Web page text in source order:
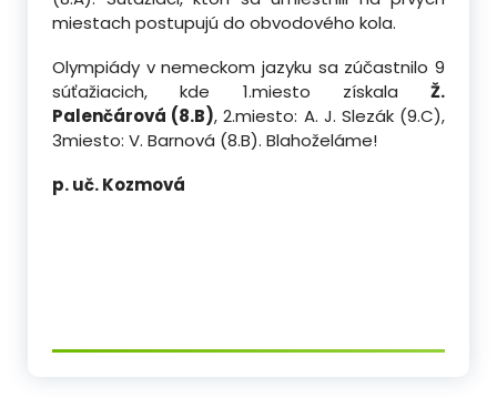
miestach postupujú do obvodového kola.
Olympiády v nemeckom jazyku sa zúčastnilo 9
súťažiacich, kde 1.miesto získala Ž.
Palenčárová (8.B), 2.miesto: A. J. Slezák (9.C),
3miesto: V. Barnová (8.B). Blahoželáme!
p. uč. Kozmová